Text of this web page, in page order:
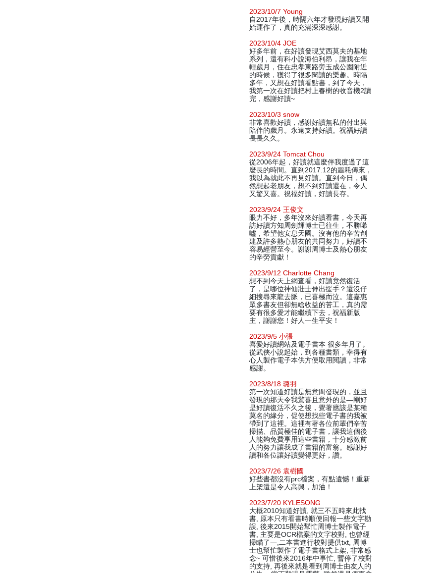
2023/10/7 Young
自2017年後，時隔六年才發現好讀又開
始運作了，真的充滿深深感謝。
2023/10/4 JOE
好多年前，在好讀發現艾西莫夫的基地
系列，還有科小說海伯利昂，讓我在年
輕歲月，住在忠孝東路旁玉成公園附近
的時候，獲得了很多閱讀的樂趣。時隔
多年，又想在好讀看點書，到了今天，
我第一次在好讀把村上春樹的收音機2讀
完，感謝好讀~
2023/10/3 snow
非常喜歡好讀，感謝好讀無私的付出與
陪伴的歲月。永遠支持好讀。祝福好讀
長長久久。
2023/9/24 Tomcat Chou
從2006年起，好讀就這麼伴我度過了這
麼長的時間。直到2017.12的噩耗傳來，
我以為就此不再見好讀。直到今日，偶
然想起老朋友，想不到好讀還在，令人
又驚又喜。祝福好讀，好讀長存。
2023/9/24 王俊文
眼力不好，多年沒來好讀看書，今天再
訪好讀方知周劍輝博士已往生，不勝唏
噓，希望他安息天國。沒有他的辛苦創
建及許多熱心朋友的共同努力，好讀不
容易經營至今。謝謝周博士及熱心朋友
的辛勞貢獻！
2023/9/12 Charlotte Chang
想不到今天上網查看，好讀竟然復活
了，是哪位神仙壯士伸出援手？還沒仔
細搜尋來龍去脈，已喜極而泣。這嘉惠
眾多書友但卻無啥收益的苦工，真的需
要有很多愛才能繼續下去，祝福新版
主，謝謝您！好人一生平安！
2023/9/5 小張
喜愛好讀網站及電子書本 很多年月了。
從武俠小說起始，到各種書類，幸得有
心人製作電子本供方便取用閱讀，非常
感謝。
2023/8/18 璐羽
第一次知道好讀是無意間發現的，並且
發現的那天令我驚喜且意外的是—剛好
是好讀復活不久之後，覺著應該是某種
莫名的緣分，促使想找些電子書的我被
帶到了這裡。這裡有著各位前輩們辛苦
掃描、品質極佳的電子書，讓我這個後
人能夠免費享用這些書籍，十分感激前
人的努力讓我成了書籍的富翁。感謝好
讀和各位讓好讀變得更好，讚。
2023/7/26 袁樹國
好些書都沒有prc檔案，有點遺憾！重新
上架還是令人高興，加油！
2023/7/20 KYLESONG
大概2010知道好讀, 就三不五時來此找
書, 原本只有看書時順便回報一些文字勘
誤, 後來2015開始幫忙周博士製作電子
書, 主要是OCR檔案的文字校對, 也曾經
掃瞄了一,二本書進行校對提供txt, 周博
士也幫忙製作了電子書格式上架, 非常感
念~ 可惜後來2016年中事忙, 暫停了校對
的支持, 再後來就是看到周博士由友人的